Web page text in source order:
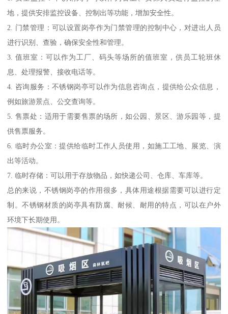
地，提供安排监控设备、控制出等功能，增加安全性。
2. 门禁管理：可以设置岗亭作为门禁管理的控制中心，对进出人员
进行识别、查验，确保安全性和管理。
3. 值班室：可以作为工厂、码头等场所的值班室，供员工轮班休
息、处理报警、接收电话等。
4. 咨询服务：不锈钢岗亭可以作为信息咨询点，提供给公众信息，
例如旅游景点、公交查询等。
5. 售票处：适用于需要售票的场所，如公园、景区、游乐园等，提
供售票服务。
6. 临时办公室：提供给临时工作人员使用，如施工工地、展览、演
出等活动。
7. 临时存储：可以用于存放物品，如快递公司、仓库、车库等。
总的来说，不锈钢岗亭的作用很多，具体用途根据需要可以进行定
制。不锈钢材质的岗亭具有防腐、耐候、耐用的特点，可以在户外
环境下长期使用。